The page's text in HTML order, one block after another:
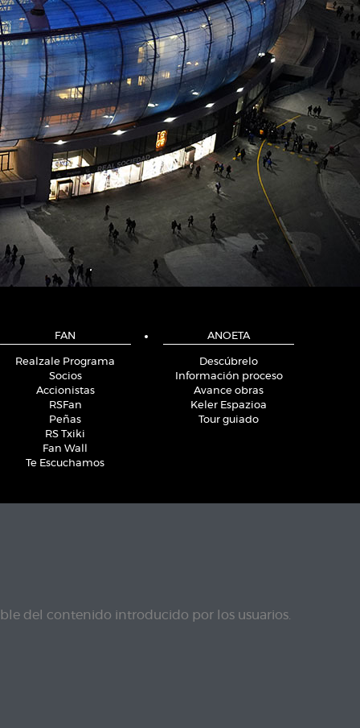
FAN
Realzale Programa
Socios
Accionistas
RSFan
Peñas
RS Txiki
Fan Wall
Te Escuchamos
ANOETA
Descúbrelo
Información proceso
Avance obras
Keler Espazioa
Tour guiado
del contenido introducido por los usuarios.